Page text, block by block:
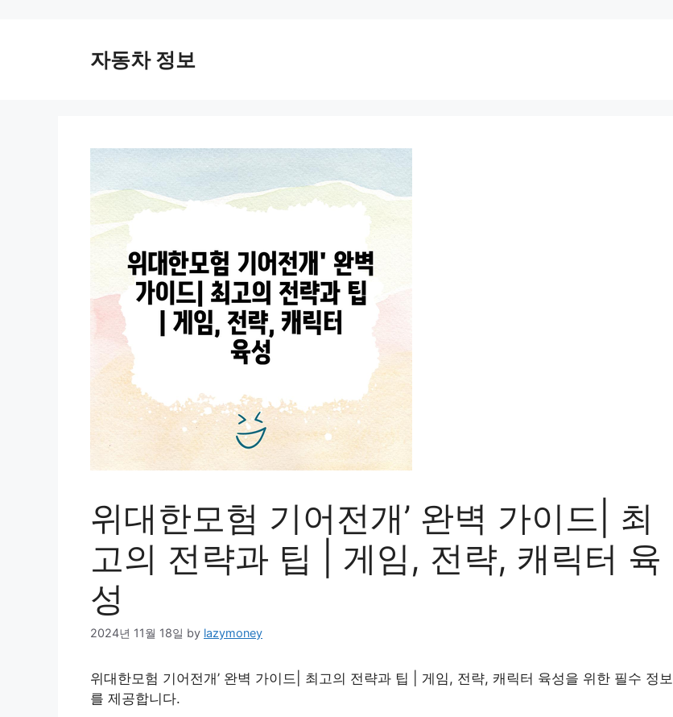
자동차 정보
위대한모험 기어전개’ 완벽 가이드| 최
고의 전략과 팁 | 게임, 전략, 캐릭터 육
성
2024년 11월 18일 by lazymoney
위대한모험 기어전개’ 완벽 가이드| 최고의 전략과 팁 | 게임, 전략, 캐릭터 육성을 위한 필수 정보
를 제공합니다.